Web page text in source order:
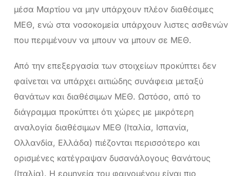
μέσα Μαρτίου να μην υπάρχουν πλέον διαθέσιμες
ΜΕΘ, ενώ στα νοσοκομεία υπάρχουν λιστες ασθενών
που περιμένουν να μπουν να μπουν σε ΜΕΘ.
Από την επεξεργασία των στοιχείων προκύπτει δεν
φαίνεται να υπάρχει αιτιώδης συνάφεια μεταξύ
θανάτων και διαθέσιμων ΜΕΘ. Ωστόσο, από το
διάγραμμα προκύπτει ότι χώρες με μικρότερη
αναλογία διαθέσιμων ΜΕΘ (Ιταλία, Ισπανία,
Ολλανδία, Ελλάδα) πιέζονται περισσότερο και
ορισμένες κατέγραψαν δυσανάλογους θανάτους
(Ιταλία). Η ερμηνεία του φαινομένου είναι πιο